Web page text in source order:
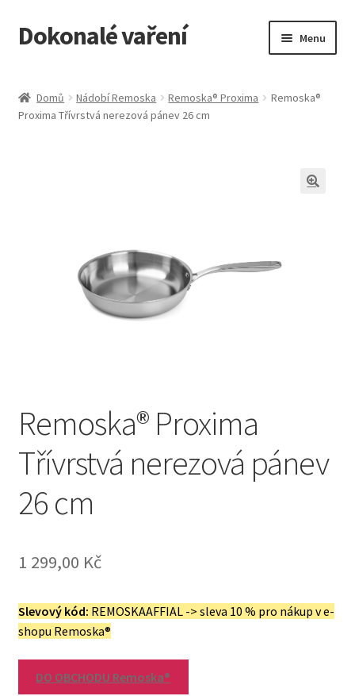
Přeskočit
na
Přejít
k
webu
Dokonalé vaření Menu
Recepty pro Remosku
child
Domů Nádobí Remoska Remoska® Proxima
Remoska®
Proxima Třívrstvá nerezová pánev 26 cm
Remoska® Proxima
Třívrstvá nerezová pánev
26 cm
1 299,00 Kč
Slevový kód: REMOSKAAFFIAL -> sleva 10 % pro nákup v e-
shopu Remoska®
DO OBCHODU Remoska®